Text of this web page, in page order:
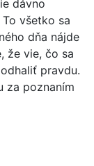
dávno
všetko sa
dňa nájde
že vie, čo sa
pravdu.
za poznaním